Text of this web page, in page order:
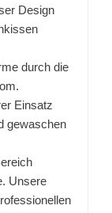
Design
durch die
Einsatz
gewaschen
Unsere